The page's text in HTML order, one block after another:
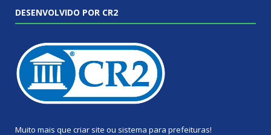
DESENVOLVIDO POR CR2
Muito mais que criar site ou sistema para prefeituras!